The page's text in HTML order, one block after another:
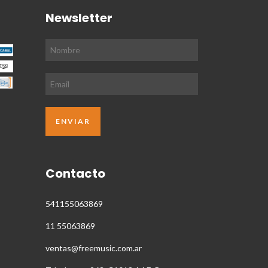
Newsletter
Contacto
541155063869
11 55063869
ventas@freemusic.com.ar